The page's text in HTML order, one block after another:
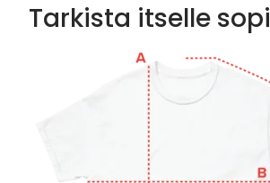
Tarkista itselle